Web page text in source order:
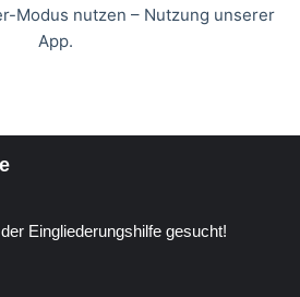
Modus nutzen – Nutzung unserer
App.
Eingliederungshilfe gesucht!